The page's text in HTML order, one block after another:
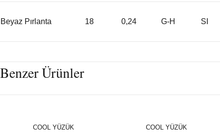
Beyaz Pırlanta 18 0,24 G-H SI
Benzer Ürünler
COOL YÜZÜK
COOL YÜZÜK